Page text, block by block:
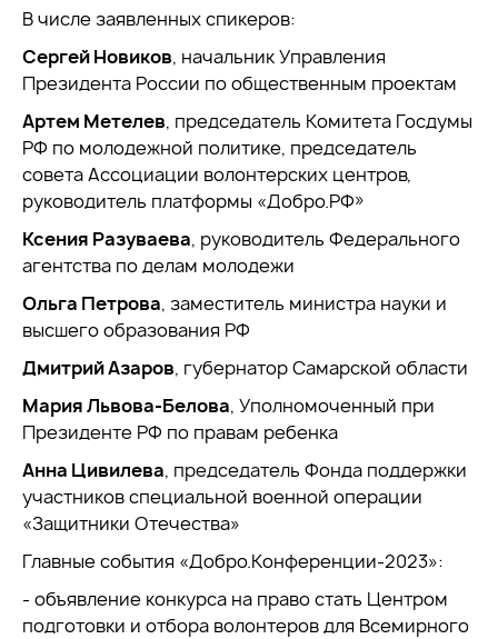
В числе заявленных спикеров:
Сергей Новиков, начальник Управления
Президента России по общественным проектам
Артем Метелев, председатель Комитета Госдумы
РФ по молодежной политике, председатель
совета Ассоциации волонтерских центров,
руководитель платформы «Добро.РФ»
Ксения Разуваева, руководитель Федерального
агентства по делам молодежи
Ольга Петрова, заместитель министра науки и
высшего образования РФ
Дмитрий Азаров, губернатор Самарской области
Мария Львова-Белова, Уполномоченный при
Президенте РФ по правам ребенка
Анна Цивилева, председатель Фонда поддержки
участников специальной военной операции
«Защитники Отечества»
Главные события «Добро.Конференции-2023»:
- объявление конкурса на право стать Центром
подготовки и отбора волонтеров для Всемирного